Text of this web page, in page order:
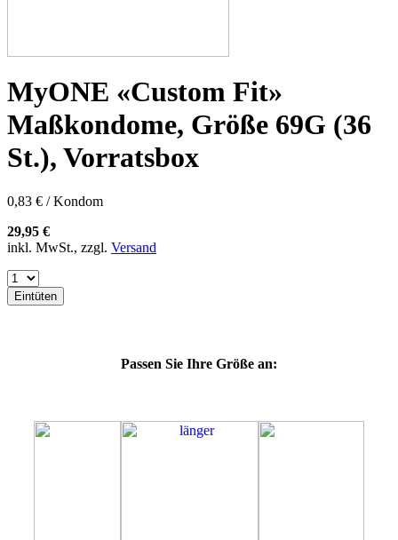
57G
57H
57K
60E
60F
60G
60J
60K
60L
64E
64K
64L
MyONE «Custom Fit»
Maßkondome, Größe 69G (36
St.), Vorratsbox
0,83 € / Kondom
29,95 €
inkl. MwSt., zzgl. Versand
Eintüten
Passen Sie Ihre Größe an: